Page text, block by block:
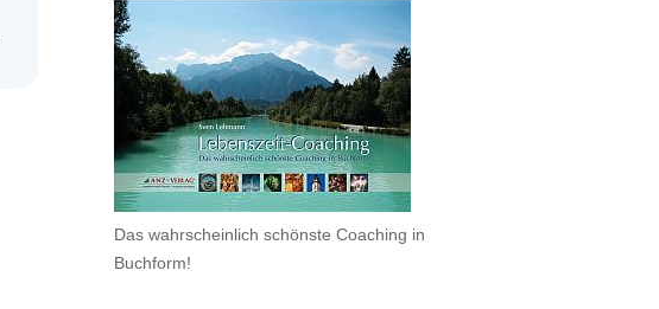
Das wahrscheinlich schönste Coaching in
Buchform!